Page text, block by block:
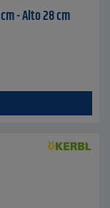
- Alto 28 cm